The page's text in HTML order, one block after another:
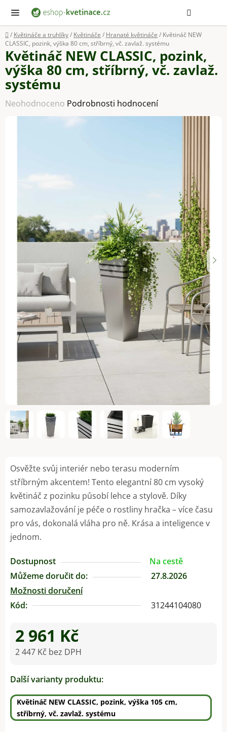
obsah
Domů
/ Květináče a truhlíky/ Květináče / Hranaté květináče / Květináč NEW
CLASSIC, pozink, výška 80 cm, stříbrný, vč. zavlaž. systému
Osvěžte svůj interiér nebo terasu moderním
stříbrným akcentem! Tento elegantní 80 cm vysoký
květináč z pozinku působí lehce a stylově. Díky
samozavlažování je péče o rostliny hračka – více času
pro vás, dokonalá vláha pro ně. Krása a inteligence v
jednom.
Dostupnost
Na cestě
Můžeme doručit do:
27.8.2026
Možnosti doručení
Kód:
31244104080
2 961 Kč
2 447 Kč bez DPH
Další varianty produktu:
Květináč NEW CLASSIC, pozink, výška 105 cm,
stříbrný, vč. zavlaž. systému
Květináč NEW CLASSIC, pozink,
výška 80 cm, stříbrný, vč. zavlaž.
systému
Průměrné
hodnocení
Neohodnoceno Podrobnosti hodnocení